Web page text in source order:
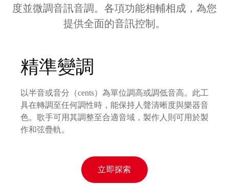
度並微調音訊音調。各項功能相輔相成，為您
提供全面的音訊控制。
精準變調
以半音或音分（cents）為單位調高或調低音高。此工
具在轉調至任何調性時，能保持人聲清晰度與樂器音
色。歌手可用其調整至合適音域，製作人則可用於製
作和弦疊軌。
立即探索